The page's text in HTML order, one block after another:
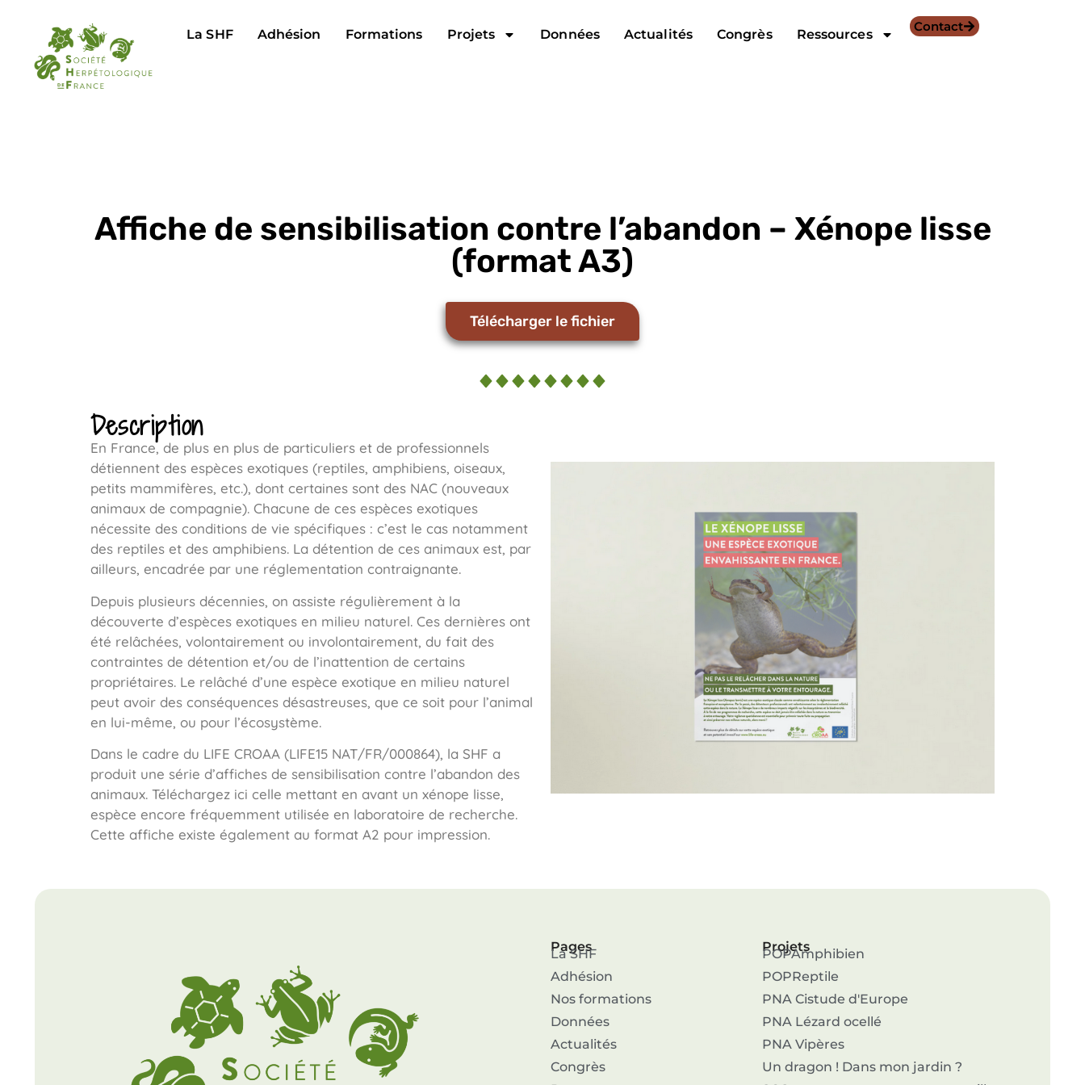
La SHF Adhésion Formations Projets Données Actualités Congrès Ressources
Contact
Affiche de sensibilisation contre l’abandon – Xénope lisse
(format A3)
Télécharger le fichier
Description
En France, de plus en plus de particuliers et de professionnels
détiennent des espèces exotiques (reptiles, amphibiens, oiseaux,
petits mammifères, etc.), dont certaines sont des NAC (nouveaux
animaux de compagnie). Chacune de ces espèces exotiques
nécessite des conditions de vie spécifiques : c’est le cas notamment
des reptiles et des amphibiens. La détention de ces animaux est, par
ailleurs, encadrée par une réglementation contraignante.
Depuis plusieurs décennies, on assiste régulièrement à la
découverte d’espèces exotiques en milieu naturel. Ces dernières ont
été relâchées, volontairement ou involontairement, du fait des
contraintes de détention et/ou de l’inattention de certains
propriétaires. Le relâché d’une espèce exotique en milieu naturel
peut avoir des conséquences désastreuses, que ce soit pour l’animal
en lui-même, ou pour l’écosystème.
Dans le cadre du LIFE CROAA (LIFE15 NAT/FR/000864), la SHF a
produit une série d’affiches de sensibilisation contre l’abandon des
animaux. Téléchargez ici celle mettant en avant un xénope lisse,
espèce encore fréquemment utilisée en laboratoire de recherche.
Cette affiche existe également au format A2 pour impression.
Pages
La SHF
Adhésion
Nos formations
Données
Actualités
Congrès
Projets
POPAmphibien
POPReptile
PNA Cistude d'Europe
PNA Lézard ocellé
PNA Vipères
Un dragon ! Dans mon jardin ?